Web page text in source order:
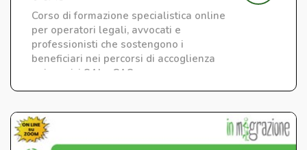
Corso di formazione specialistica online
per operatori legali, avvocati e
professionisti che sostengono i
beneficiari nei percorsi di accoglienza
nei servizi SAI e CAS.